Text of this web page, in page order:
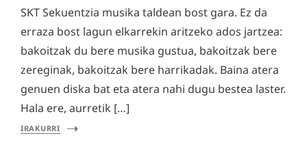
SKT Sekuentzia musika taldean bost gara. Ez da
erraza bost lagun elkarrekin aritzeko ados jartzea:
bakoitzak du bere musika gustua, bakoitzak bere
zereginak, bakoitzak bere harrikadak. Baina atera
genuen diska bat eta atera nahi dugu bestea laster.
Hala ere, aurretik […]
IRAKURRI